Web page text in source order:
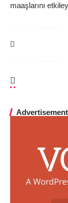
maaşlarını